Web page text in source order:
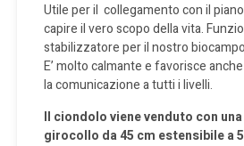
Utile per il collegamento con il
capire il vero scopo della vita.
stabilizzatore per il nostro
E’ molto calmante e favorisce
la comunicazione a tutti i livelli.
Il ciondolo viene venduto con
girocollo da 45 cm estensibile a